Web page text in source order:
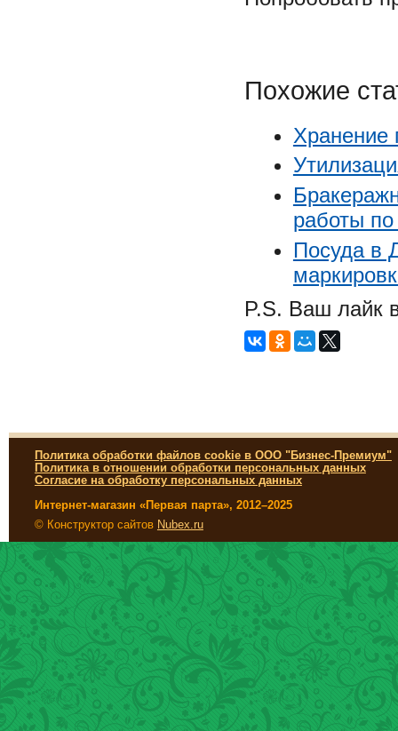
Похожие
Хранение
работы
Посуда в
P.S. Ваш лайк
Политика обработки файлов cookie в ООО "Бизнес-Премиум"
Политика в отношении обработки персональных данных
Согласие на обработку персональных данных
Интернет-магазин «Первая парта», 2012–2025
© Конструктор сайтов Nubex.ru